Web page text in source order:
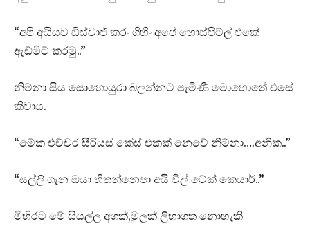
“අපි අයියව ඩිස්චාජ් කරං ගිහිං අපේ හොස්පිට්ල් එකේ
ඇඩ්මිට් කරමු..”
නිම්නා සිය සොහොයුරා බලන්නට පැමිණි මොහොතේ එසේ
කීවාය.
“මේක එච්චර සීරියස් කේස් එකක් නෙවේ නිම්නා….අනික..”
“සල්ලි ගැන ඔයා හිතන්නෙපා අයි විල් ටේක් කෙයාර්..”
මිහිරට මේ සියල්ල අගක්,මුලක් ලිහාගත නොහැකි